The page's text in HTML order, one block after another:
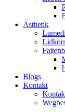
Ästhetik
Blogs
Kontakt